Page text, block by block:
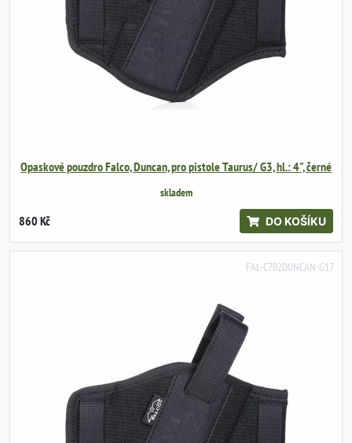
Opaskové pouzdro Falco, Duncan, pro pistole Taurus/ G3, hl.: 4", černé
skladem
860 Kč DO KOŠÍKU
FAL-C702DUNCAN-G17